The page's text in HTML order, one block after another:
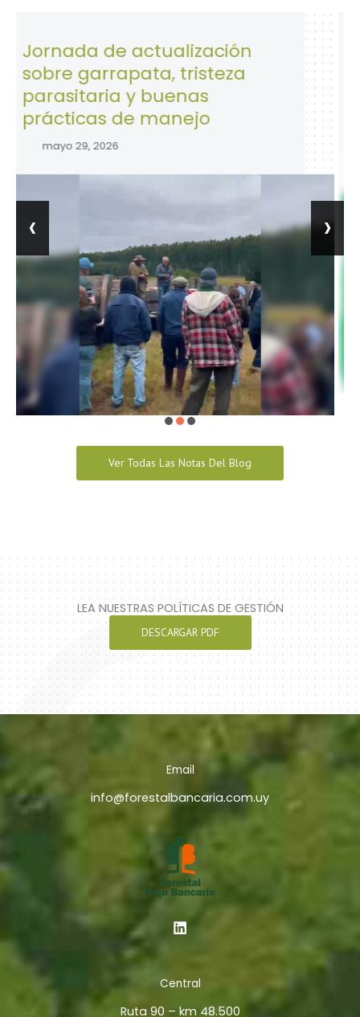
de actualización
garrapata, tristeza
y buenas
de manejo
29, 2026
28 de
la
trabajo.
abril 28,
‹ ›
Ver Todas Las Notas Del Blog
LEA NUESTRAS POLÍTICAS DE GESTIÓN
DESCARGAR PDF
Email
info@forestalbancaria.com.uy
Central
Ruta 90 – km 48.500